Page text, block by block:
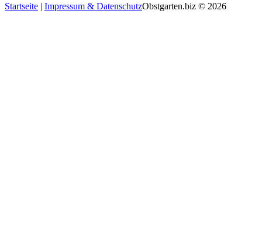
Startseite | Impressum & DatenschutzObstgarten.biz © 2026